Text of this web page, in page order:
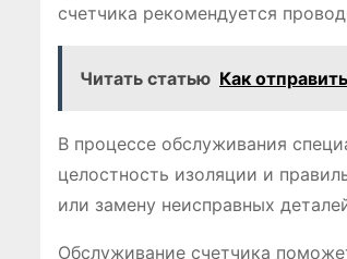
счетчика рекомендуется
Читать статью Как
В процессе обслуживания
целостность изоляции и
или замену неисправных
Обслуживание счетчика